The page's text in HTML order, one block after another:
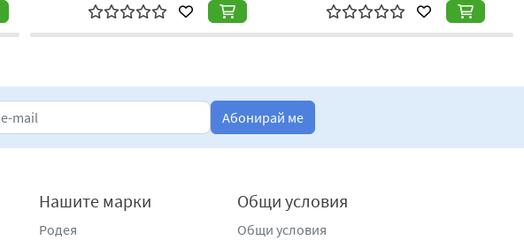
Абонирай ме
Нашите марки
Родея
Общи условия
Общи условия